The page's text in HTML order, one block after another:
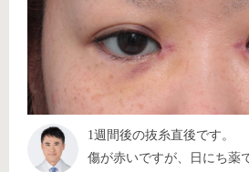
1週間後の抜糸直後です。
傷が赤いですが、日にち薬